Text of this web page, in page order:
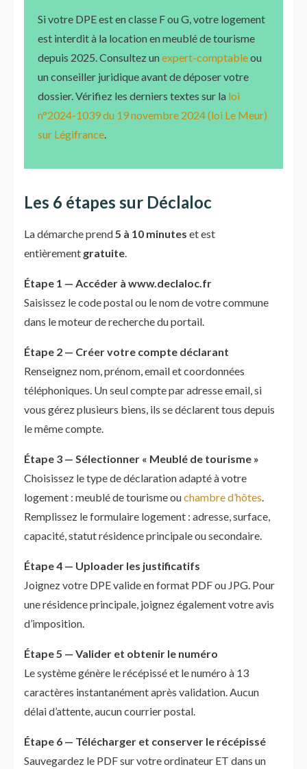
Si votre DPE est en classe F ou G, votre logement
est interdit à la location en meublé de tourisme
depuis 2025. Consultez un expert-comptableou
un conseiller juridique avant de déposer votre
dossier. Vérifiez les derniers textes sur la loi
n°2024-1039 du 19 novembre 2024 (loi Le Meur)
sur Légifrance.
Les 6 étapes sur Déclaloc
La démarche prend5 à 10 minutes et est
entièrement gratuite.
Étape 1 — Accéder à www.declaloc.fr
Saisissez le code postal ou le nom de votre commune
dans le moteur de recherche du portail.
Étape 2 — Créer votre compte déclarant
Renseignez nom, prénom, email et coordonnées
téléphoniques. Un seul compte par adresse email, si
vous gérez plusieurs biens, ils se déclarent tous depuis
le même compte.
Étape 3 — Sélectionner « Meublé de tourisme »
Choisissez le type de déclaration adapté à votre
logement : meublé de tourisme ouchambre d’hôtes.
Remplissez le formulaire logement : adresse, surface,
capacité, statut résidence principale ou secondaire.
Étape 4 — Uploader les justificatifs
Joignez votre DPE valide en format PDF ou JPG. Pour
une résidence principale, joignez également votre avis
d’imposition.
Étape 5 — Valider et obtenir le numéro
Le système génère le récépissé et le numéro à 13
caractères instantanément après validation. Aucun
délai d’attente, aucun courrier postal.
Étape 6 — Télécharger et conserver le récépissé
Sauvegardez le PDF sur votre ordinateur ET dans un